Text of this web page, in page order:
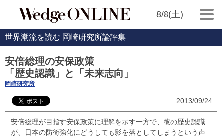
8/8(土)
世界潮流を読む 岡崎研究所論評集
安倍総理の安保政策
「歴史認識」と「未来志向」
岡崎研究所
2013/09/24
安倍総理が目指す安保政策に理解を示す一方で、彼の歴史認識
が、日本の防衛強化にどうしても影を落としてしまうという声